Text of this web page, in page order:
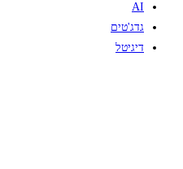
AI
גדג'טים
דיגיטל